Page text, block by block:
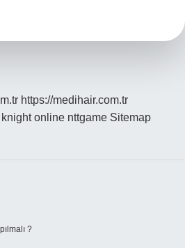
https://medihair.com.tr
knight online nttgame Sitemap
?